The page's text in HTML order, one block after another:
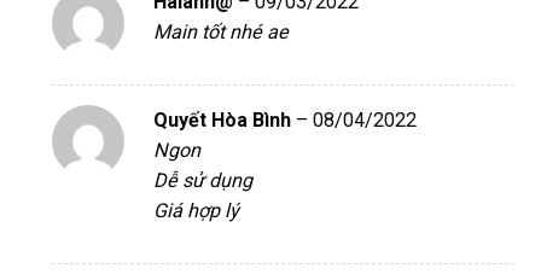
Main tốt nhé ae
Quyết Hòa Bình – 08/04/2022
Ngon
Dễ sử dụng
Giá hợp lý